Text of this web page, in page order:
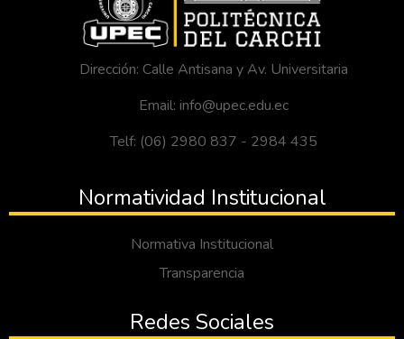
Dirección: Calle Antisana y Av. Universitaria
Email: info@upec.edu.ec
Telf: (06) 2980 837 - 2984 435
Normatividad Institucional
Normativa Institucional
Transparencia
Redes Sociales